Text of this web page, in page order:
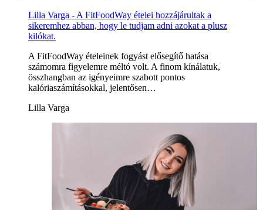
Lilla Varga - A FitFoodWay ételei hozzájárultak a
sikeremhez abban, hogy le tudjam adni azokat a plusz
kilókat.
A FitFoodWay ételeinek fogyást elősegítő hatása
számomra figyelemre méltó volt. A finom kínálatuk,
összhangban az igényeimre szabott pontos
kalóriaszámításokkal, jelentősen…
Lilla Varga